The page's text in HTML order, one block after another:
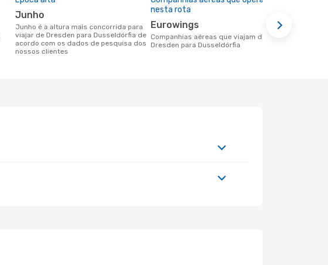
junho
junho é a altura mais concorrida para
viajar de Dresden para Dusseldórfia de
acordo com os dados de pesquisa dos
nossos clientes
nesta rota
Eurowings
Companhias aéreas que viajam de
Dresden para Dusseldórfia